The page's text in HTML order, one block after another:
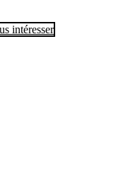
intéresser